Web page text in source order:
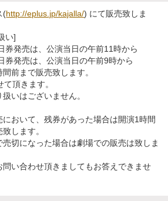
(http://eplus.jp/kajalla/) にて販売致しま
い]
券発売は、公演当日の午前11時から
券発売は、公演当日の午前9時から
前まで販売致します。
頂きます。
いはございません。
において、残券があった場合は開演1時間
します。
売切になった場合は劇場での販売は致しま
問い合わせ頂きましてもお答えできませ